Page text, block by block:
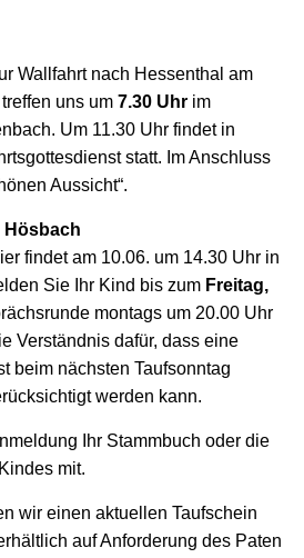
Wallfahrt nach Hessenthal am
uns um 7.30 Uhr im
Um 11.30 Uhr findet in
statt. Im Anschluss
Aussicht“.
Hösbach
findet am 10.06. um 14.30 Uhr in
Sie Ihr Kind bis zum Freitag,
montags um 20.00 Uhr
Verständnis dafür, dass eine
beim nächsten Taufsonntag
werden kann.
Ihr Stammbuch oder die
mit.
wir einen aktuellen Taufschein
auf Anforderung des Paten